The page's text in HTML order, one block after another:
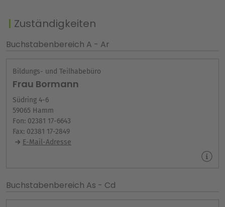
Zuständigkeiten
Buchstabenbereich A - Ar
Bildungs- und Teilhabebüro
Frau Bormann
Südring 4-6
59065 Hamm
Fon: 02381 17-6643
Fax: 02381 17-2849
E-Mail-Adresse
Buchstabenbereich As - Cd